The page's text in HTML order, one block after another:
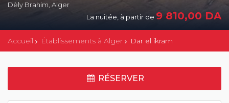
Dèly Brahim, Alger
La nuitée, à partir de 9 810,00 DA
Accueil Établissements à Alger Dar el ikram
RÉSERVER